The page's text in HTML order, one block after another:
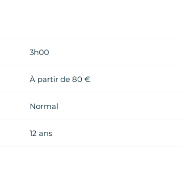
3h00
À partir de 80 €
Normal
12 ans